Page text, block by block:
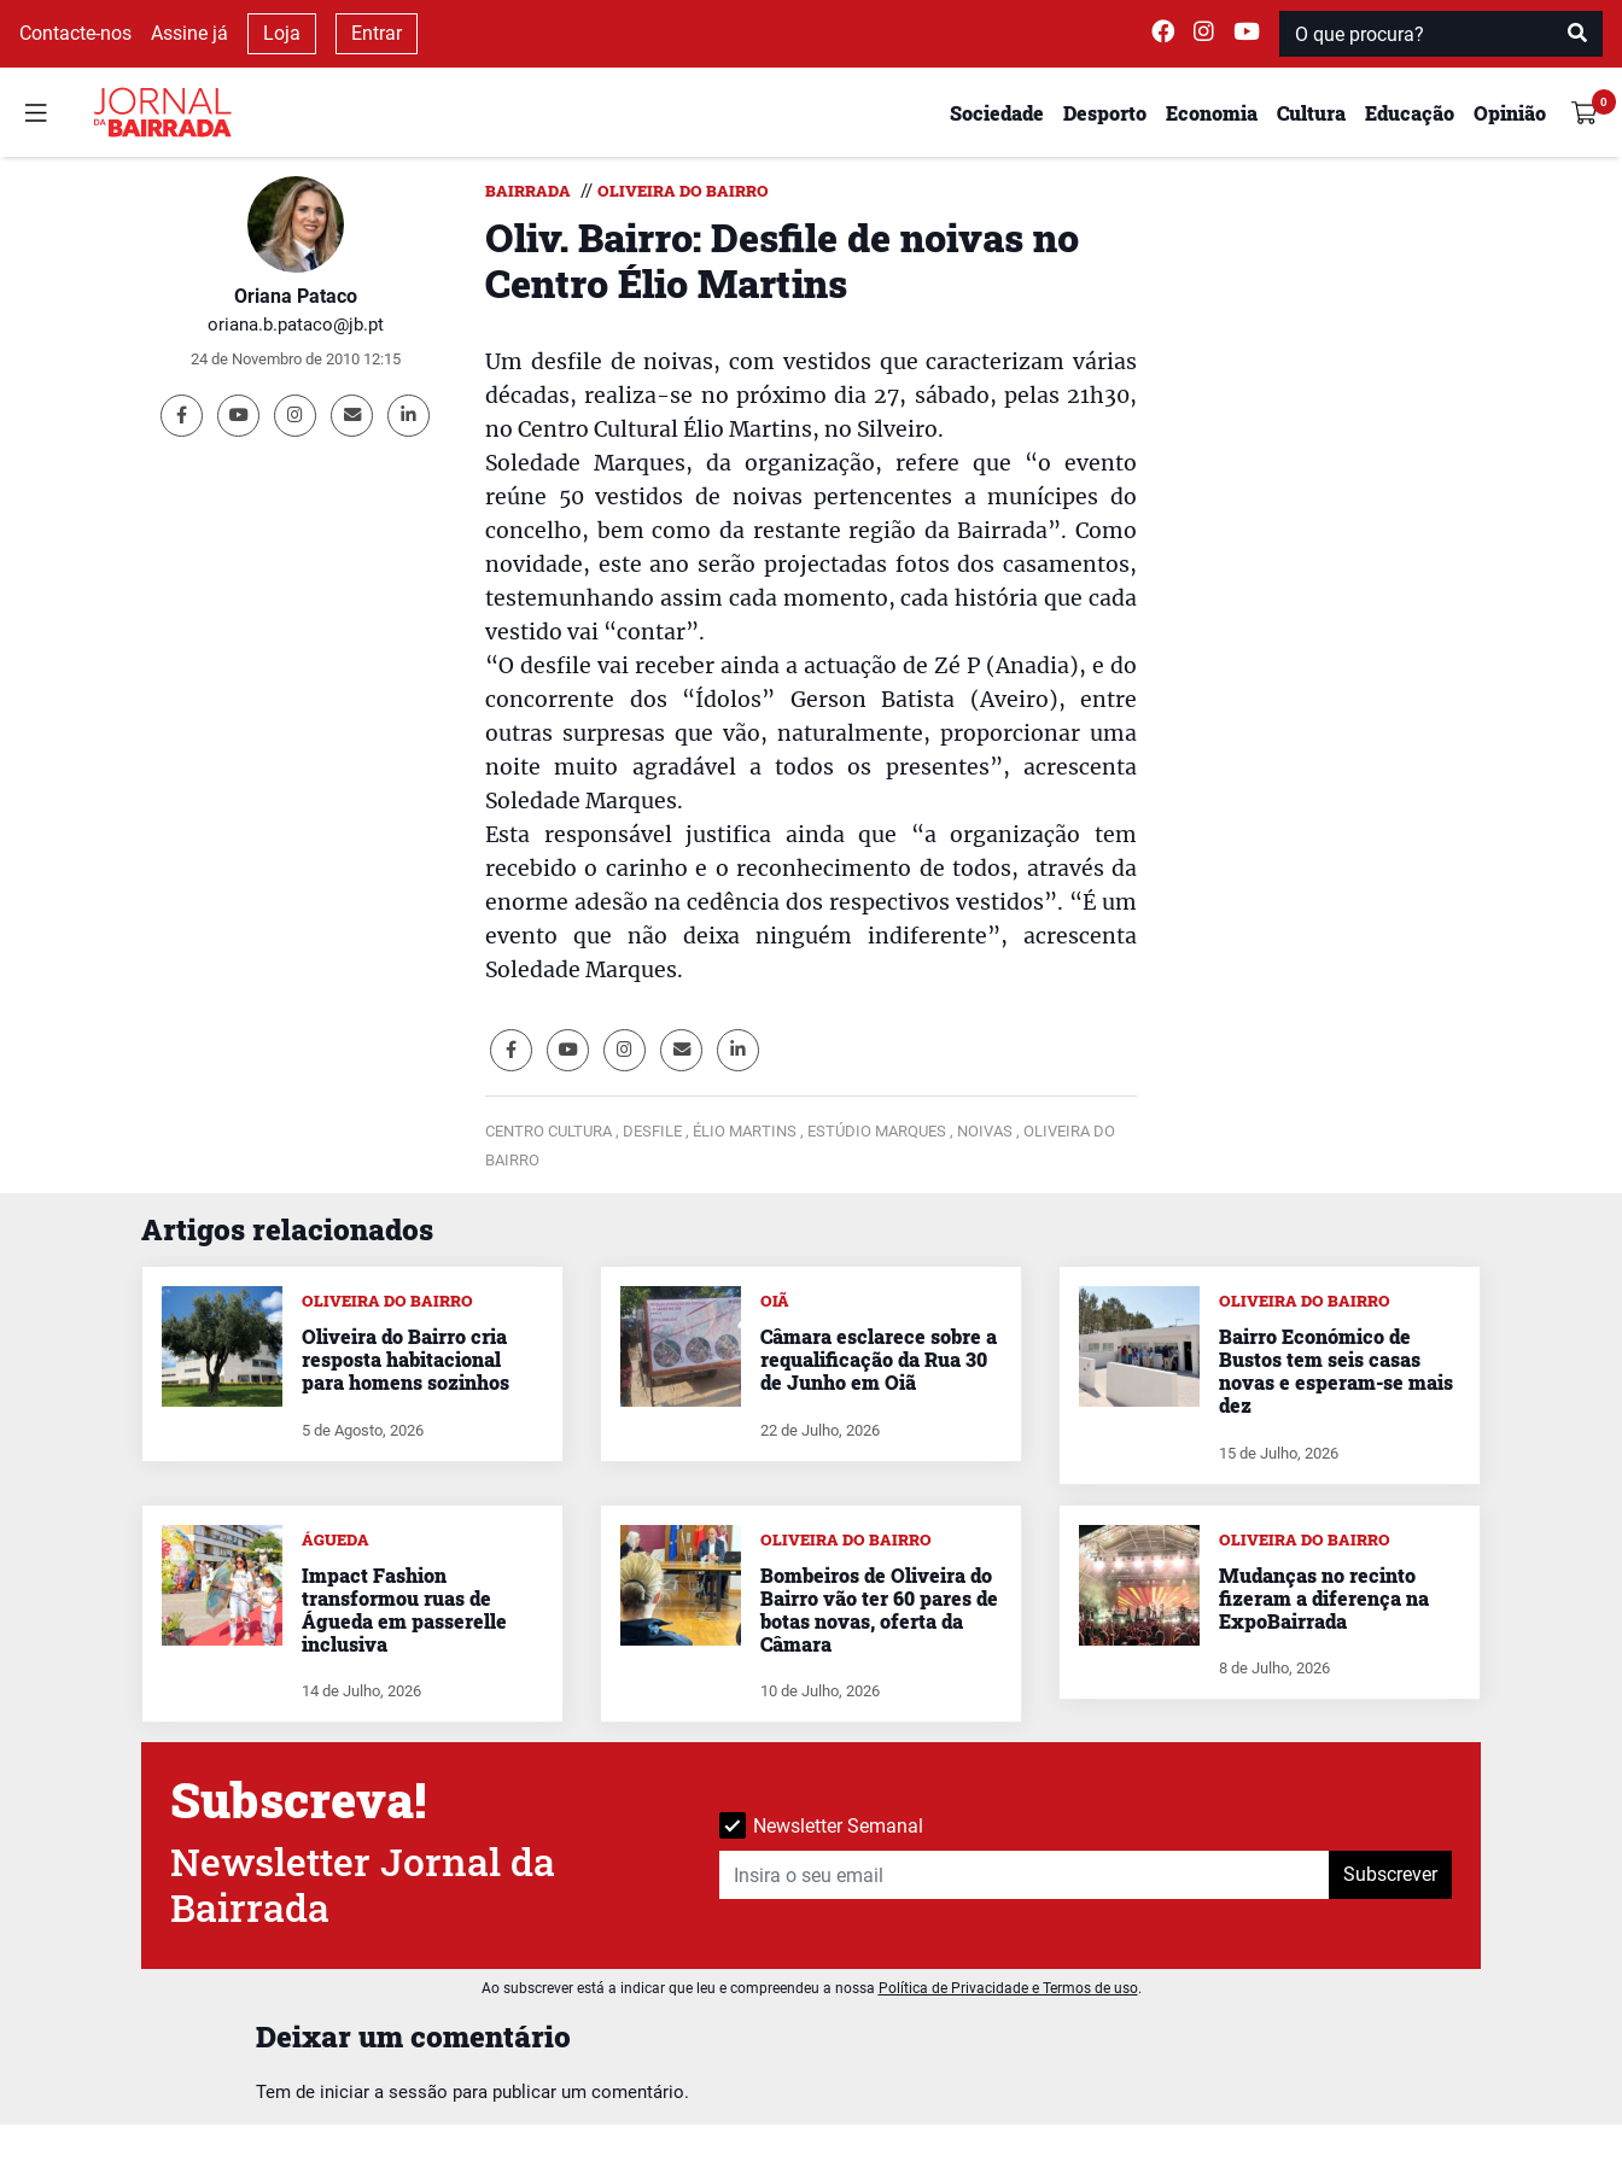
Contacte-nos Assine já Loja Entrar
Sociedade Desporto Economia Cultura Educação Opinião
Oriana Pataco
oriana.b.pataco@jb.pt
24 de Novembro de 2010 12:15
BAIRRADA // OLIVEIRA DO BAIRRO
Oliv. Bairro: Desfile de noivas no
Centro Élio Martins
Um desfile de noivas, com vestidos que caracterizam várias
décadas, realiza-se no próximo dia 27, sábado, pelas 21h30,
no Centro Cultural Élio Martins, no Silveiro.
Soledade Marques, da organização, refere que “o evento
reúne 50 vestidos de noivas pertencentes a munícipes do
concelho, bem como da restante região da Bairrada”. Como
novidade, este ano serão projectadas fotos dos casamentos,
testemunhando assim cada momento, cada história que cada
vestido vai “contar”.
“O desfile vai receber ainda a actuação de Zé P (Anadia), e do
concorrente dos “Ídolos” Gerson Batista (Aveiro), entre
outras surpresas que vão, naturalmente, proporcionar uma
noite muito agradável a todos os presentes”, acrescenta
Soledade Marques.
Esta responsável justifica ainda que “a organização tem
recebido o carinho e o reconhecimento de todos, através da
enorme adesão na cedência dos respectivos vestidos”. “É um
evento que não deixa ninguém indiferente”, acrescenta
Soledade Marques.
CENTRO CULTURA , DESFILE , ÉLIO MARTINS , ESTÚDIO MARQUES , NOIVAS , OLIVEIRA DO
BAIRRO
Artigos relacionados
Deixar um comentário
Tem de iniciar a sessão para publicar um comentário.
OLIVEIRA DO BAIRRO
Oliveira do Bairro cria
resposta habitacional
para homens sozinhos
5 de Agosto, 2026
OIÃ
Câmara esclarece sobre a
requalificação da Rua 30
de Junho em Oiã
22 de Julho, 2026
OLIVEIRA DO BAIRRO
Bairro Económico de
Bustos tem seis casas
novas e esperam-se mais
dez
15 de Julho, 2026
ÁGUEDA
Impact Fashion
transformou ruas de
Águeda em passerelle
inclusiva
14 de Julho, 2026
OLIVEIRA DO BAIRRO
Bombeiros de Oliveira do
Bairro vão ter 60 pares de
botas novas, oferta da
Câmara
10 de Julho, 2026
OLIVEIRA DO BAIRRO
Mudanças no recinto
fizeram a diferença na
ExpoBairrada
8 de Julho, 2026
Subscreva!
Newsletter Jornal da
Bairrada
Newsletter Semanal
Subscrever
Ao subscrever está a indicar que leu e compreendeu a nossa Política de Privacidade e Termos de uso.